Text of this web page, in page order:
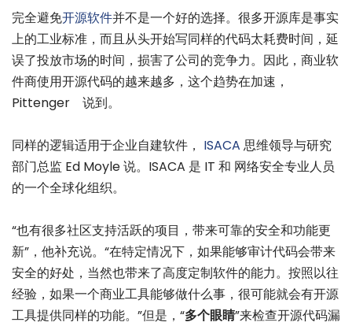
完全避免开源软件并不是一个好的选择。很多开源库是事实
上的工业标准，而且从头开始写同样的代码太耗费时间，延
误了投放市场的时间，损害了公司的竞争力。因此，商业软
件商使用开源代码的越来越多，这个趋势在加速，
Pittenger 说到。
同样的逻辑适用于企业自建软件， ISACA 思维领导与研究
部门总监 Ed Moyle 说。ISACA 是 IT 和 网络安全专业人员
的一个全球化组织。
“也有很多社区支持活跃的项目，带来可靠的安全和功能更
新”，他补充说。“在特定情况下，如果能够审计代码会带来
安全的好处，当然也带来了高度定制软件的能力。按照以往
经验，如果一个商业工具能够做什么事，很可能就会有开源
工具提供同样的功能。”但是，“多个眼睛”来检查开源代码漏